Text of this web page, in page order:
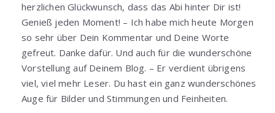
herzlichen Glückwunsch, dass das Abi hinter Dir ist!
Genieß jeden Moment! – Ich habe mich heute Morgen
so sehr über Dein Kommentar und Deine Worte
gefreut. Danke dafür. Und auch für die wunderschöne
Vorstellung auf Deinem Blog. – Er verdient übrigens
viel, viel mehr Leser. Du hast ein ganz wunderschönes
Auge für Bilder und Stimmungen und Feinheiten.